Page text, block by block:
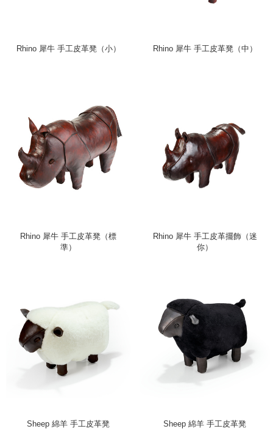
Rhino 犀牛 手工皮革凳（小） Rhino 犀牛 手工皮革凳（中）
Rhino 犀牛 手工皮革凳（標
準）
Rhino 犀牛 手工皮革擺飾（迷
你）
Sheep 綿羊 手工皮革凳
Sheep 綿羊 手工皮革凳